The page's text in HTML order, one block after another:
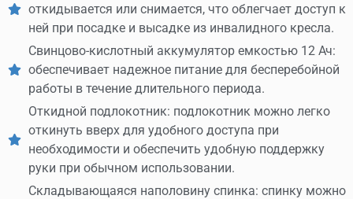
откидывается или снимается, что облегчает доступ к
ней при посадке и высадке из инвалидного кресла.
Свинцово-кислотный аккумулятор емкостью 12 Ач:
обеспечивает надежное питание для бесперебойной
работы в течение длительного периода.
Откидной подлокотник: подлокотник можно легко
откинуть вверх для удобного доступа при
необходимости и обеспечить удобную поддержку
руки при обычном использовании.
Складывающаяся наполовину спинка: спинку можно